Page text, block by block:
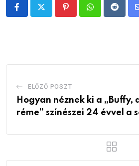
PinterestWhatsappReddit
ELŐZŐ POSZT
Hogyan néznek ki a „Buffy,
réme” színészei 24 évvel a